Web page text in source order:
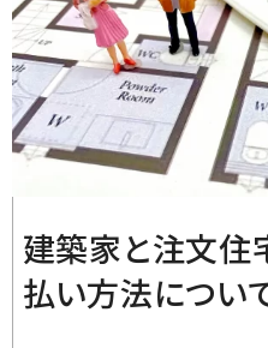
建築家と注文住
払い方法につい